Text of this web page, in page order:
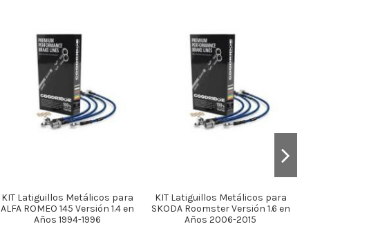
KIT Latiguillos Metálicos para
ALFA ROMEO 145 Versión 1.4 en
Años 1994-1996
KIT Latiguillos Metálicos para
SKODA Roomster Versión 1.6 en
Años 2006-2015